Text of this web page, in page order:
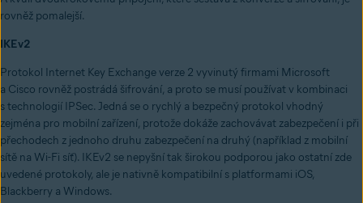
rovněž pomalejší.
IKEv2
Protokol Internet Key Exchange verze 2 vyvinutý firmami Microsoft
a Cisco rovněž postrádá šifrování, a proto se musí používat v kombinaci
s technologií IPSec. Jedná se o rychlý a bezpečný protokol vhodný
zejména pro mobilní zařízení, protože dokáže zachovávat zabezpečení i při
přechodech z jednoho druhu zabezpečení na druhý (například z mobilní
sítě na Wi-Fi síť). IKEv2 se nepyšní tak širokou podporou jako ostatní zde
uvedené protokoly, ale je nativně kompatibilní s platformami iOS,
Blackberry a Windows.